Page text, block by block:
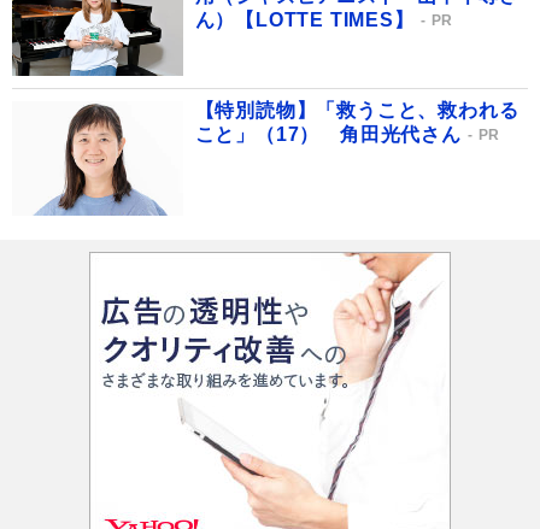
ん）【LOTTE TIMES】
PR
【特別読物】「救うこと、救われる
こと」（17） 角田光代さん
PR